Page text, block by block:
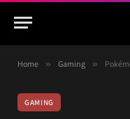
Home » Gaming » Pokémon
GAMING